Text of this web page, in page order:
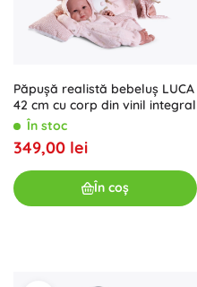
Păpușă realistă bebeluș LUCA
42 cm cu corp din vinil integral
În stoc
349,00 lei
În coș